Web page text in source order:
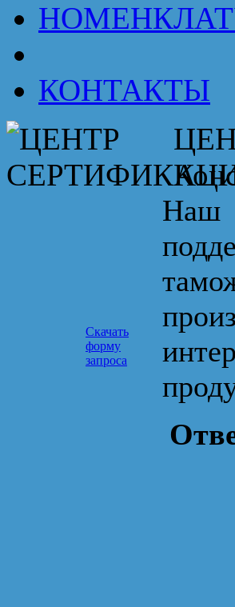
КОНТАКТЫ
Скачать
форму
запроса
Наш